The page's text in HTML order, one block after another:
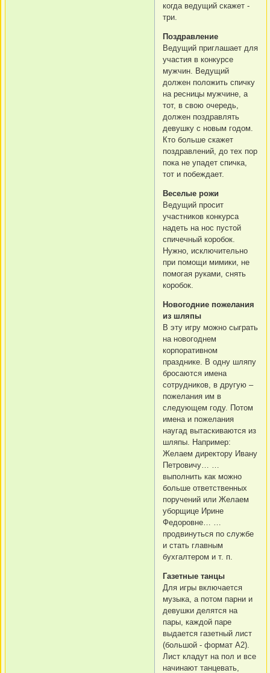
когда ведущий скажет -
три.
Поздравление
Ведущий приглашает для
участия в конкурсе
мужчин. Ведущий
должен положить спичку
на ресницы мужчине, а
тот, в свою очередь,
должен поздравлять
девушку с новым годом.
Кто больше скажет
поздравлений, до тех пор
пока не упадет спичка,
тот и побеждает.
Веселые рожи
Ведущий просит
участников конкурса
надеть на нос пустой
спичечный коробок.
Нужно, исключительно
при помощи мимики, не
помогая руками, снять
коробок.
Новогодние пожелания
из шляпы
В эту игру можно сыграть
на новогоднем
корпоративном
празднике. В одну шляпу
бросаются имена
сотрудников, в другую –
пожелания им в
следующем году. Потом
имена и пожелания
наугад вытаскиваются из
шляпы. Например:
Желаем директору Ивану
Петровичу… …
выполнить как можно
больше ответственных
поручений или Желаем
уборщице Ирине
Федоровне… …
продвинуться по службе
и стать главным
бухгалтером и т. п.
Газетные танцы
Для игры включается
музыка, а потом парни и
девушки делятся на
пары, каждой паре
выдается газетный лист
(большой - формат А2).
Лист кладут на пол и все
начинают танцевать,